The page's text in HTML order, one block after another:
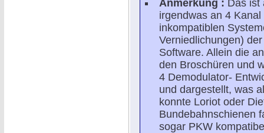
Anmerkung : Das ist
irgendwas an 4
inkompatiblen
Verniedlichungen)
Software. Allein die
den Broschüren und
4 Demodulator-
und dargestellt, was
konnte Loriot oder
Bundebahnschienen
sogar PKW